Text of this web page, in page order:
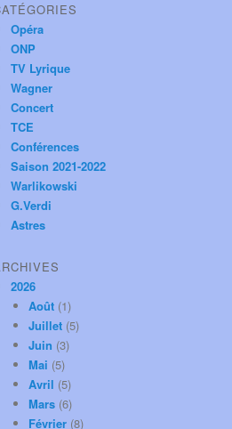
Opéra
ONP
TV Lyrique
Wagner
Concert
TCE
Conférences
Saison 2021-2022
Warlikowski
G.Verdi
Astres
2026
Août (1)
Juillet (5)
Juin (3)
Mai (5)
Avril (5)
Mars (6)
Février (8)